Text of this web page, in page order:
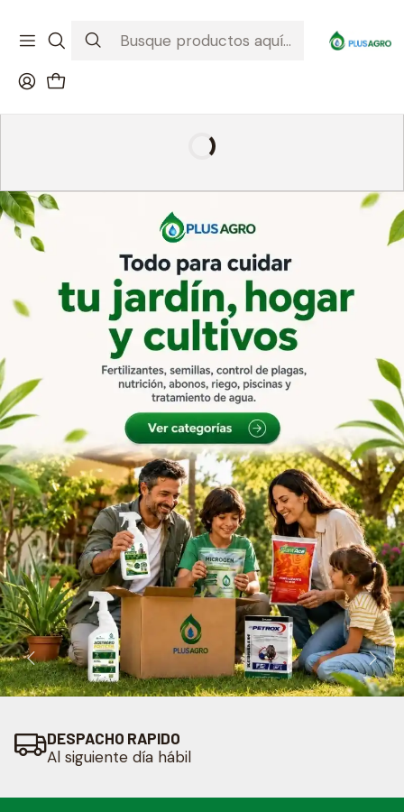
Ver condiciones de la promoción
Hidrogel, control de plagas, fertilizantes, jardinería y
DESPACHO RAPIDO
Al siguiente día hábil